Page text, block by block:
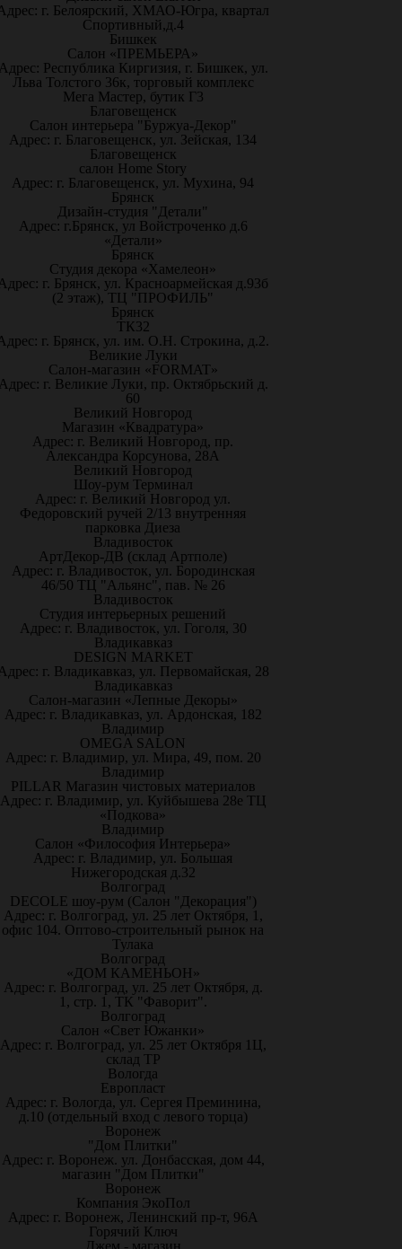
г. Белоярский, ХМАО-Югра, квартал
Спортивный,д.4
Бишкек
Салон «ПРЕМЬЕРА»
Республика Киргизия, г. Бишкек, ул.
Льва Толстого 36к, торговый комплекс
Мега Мастер, бутик Г3
Благовещенск
Салон интерьера "Буржуа-Декор"
Адрес: г. Благовещенск, ул. Зейская, 134
Благовещенск
салон Home Story
Адрес: г. Благовещенск, ул. Мухина, 94
Брянск
Дизайн-студия "Детали"
Адрес: г.Брянск, ул Войстроченко д.6
«Детали»
Брянск
Студия декора «Хамелеон»
г. Брянск, ул. Красноармейская д.93б
(2 этаж), ТЦ "ПРОФИЛЬ"
Брянск
ТК32
г. Брянск, ул. им. О.Н. Строкина, д.2.
Великие Луки
Салон-магазин «FORMAT»
г. Великие Луки, пр. Октябрьский д.
60
Великий Новгород
Магазин «Квадратура»
Адрес: г. Великий Новгород, пр.
Александра Корсунова, 28А
Великий Новгород
Шоу-рум Терминал
Адрес: г. Великий Новгород ул.
Федоровский ручей 2/13 внутренняя
парковка Диеза
Владивосток
АртДекор-ДВ (склад Артполе)
Адрес: г. Владивосток, ул. Бородинская
46/50 ТЦ "Альянс", пав. № 26
Владивосток
Студия интерьерных решений
Адрес: г. Владивосток, ул. Гоголя, 30
Владикавказ
DESIGN MARKET
г. Владикавказ, ул. Первомайская, 28
Владикавказ
Салон-магазин «Лепные Декоры»
Адрес: г. Владикавказ, ул. Ардонская, 182
Владимир
OMEGA SALON
Адрес: г. Владимир, ул. Мира, 49, пом. 20
Владимир
PILLAR Магазин чистовых материалов
Адрес: г. Владимир, ул. Куйбышева 28е ТЦ
«Подкова»
Владимир
Салон «Философия Интерьера»
Адрес: г. Владимир, ул. Большая
Нижегородская д.32
Волгоград
DECOLE шоу-рум (Салон "Декорация")
Адрес: г. Волгоград, ул. 25 лет Октября, 1,
офис 104. Оптово-строительный рынок на
Тулака
Волгоград
«ДОМ КАМЕНЬОН»
Адрес: г. Волгоград, ул. 25 лет Октября, д.
1, стр. 1, ТК "Фаворит".
Волгоград
Салон «Свет Южанки»
Адрес: г. Волгоград, ул. 25 лет Октября 1Ц,
склад ТР
Вологда
Европласт
Адрес: г. Вологда, ул. Сергея Преминина,
д.10 (отдельный вход с левого торца)
Воронеж
"Дом Плитки"
Адрес: г. Воронеж. ул. Донбасская, дом 44,
магазин "Дом Плитки"
Воронеж
Компания ЭкоПол
Адрес: г. Воронеж, Ленинский пр-т, 96А
Горячий Ключ
Джем - магазин